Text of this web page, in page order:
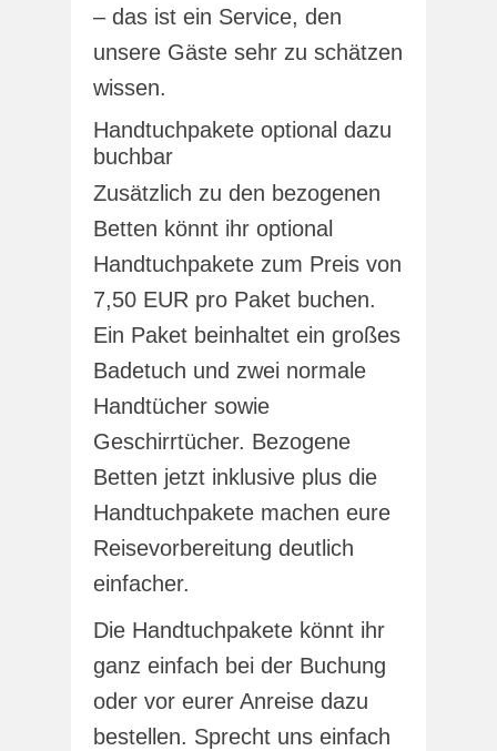
– das ist ein Service, den
unsere Gäste sehr zu schätzen
wissen.
Handtuchpakete optional dazu
buchbar
Zusätzlich zu den bezogenen
Betten könnt ihr optional
Handtuchpakete zum Preis von
7,50 EUR pro Paket buchen.
Ein Paket beinhaltet ein großes
Badetuch und zwei normale
Handtücher sowie
Geschirrtücher. Bezogene
Betten jetzt inklusive plus die
Handtuchpakete machen eure
Reisevorbereitung deutlich
einfacher.
Die Handtuchpakete könnt ihr
ganz einfach bei der Buchung
oder vor eurer Anreise dazu
bestellen. Sprecht uns einfach